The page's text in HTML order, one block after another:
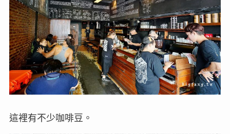
這裡有不少咖啡豆。